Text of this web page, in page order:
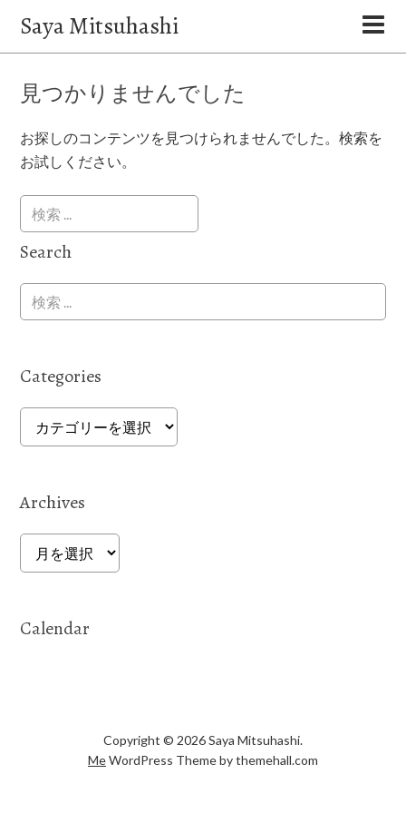
Saya Mitsuhashi
見つかりませんでした
お探しのコンテンツを見つけられませんでした。検索を
お試しください。
Search
Categories
Categories
Archives
Archives
Calendar
Copyright © 2026 Saya Mitsuhashi.
MeWordPress Theme by themehall.com